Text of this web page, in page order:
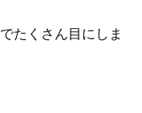
たくさん目にしま